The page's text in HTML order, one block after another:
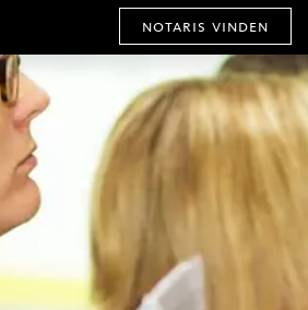
notaris vinden